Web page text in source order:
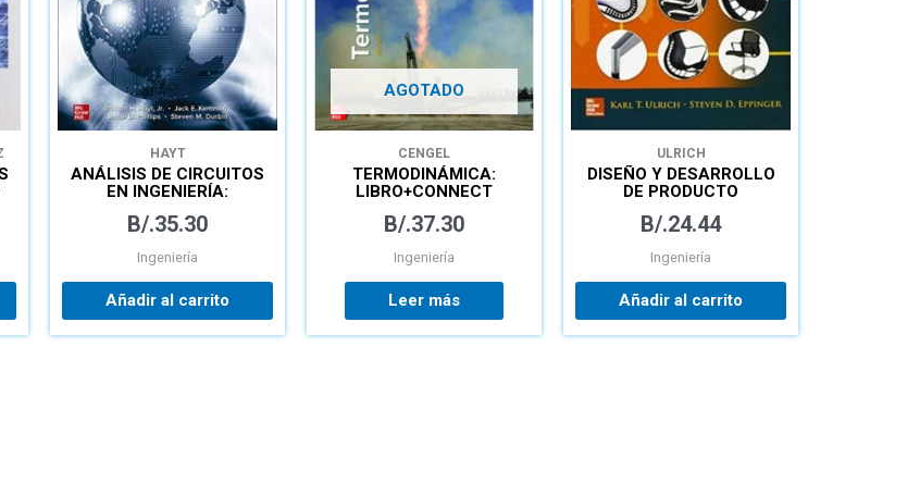
HAYT
ANÁLISIS DE CIRCUITOS
EN INGENIERÍA:
B/.35.30
Ingeniería
Añadir al carrito
AGOTADO
CENGEL
TERMODINÁMICA:
LIBRO+CONNECT
B/.37.30
Ingeniería
Leer más
ULRICH
DISEÑO Y DESARROLLO
DE PRODUCTO
B/.24.44
Ingeniería
Añadir al carrito